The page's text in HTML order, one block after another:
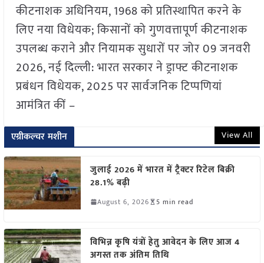
कीटनाशक अधिनियम, 1968 को प्रतिस्थापित करने के
लिए नया विधेयक; किसानों को गुणवत्तापूर्ण कीटनाशक
उपलब्ध कराने और नियामक सुधारों पर जोर 09 जनवरी
2026, नई दिल्ली: भारत सरकार ने ड्राफ्ट कीटनाशक
प्रबंधन विधेयक, 2025 पर सार्वजनिक टिप्पणियां
आमंत्रित कीं –
एग्रीकल्चर मशीन View All
जुलाई 2026 में भारत में ट्रैक्टर रिटेल बिक्री
28.1% बढ़ी
August 6, 2026 5 min read
विभिन्न कृषि यंत्रों हेतु आवेदन के लिए आज 4
अगस्त तक अंतिम तिथि